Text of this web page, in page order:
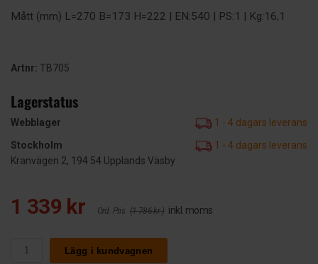
Mått (mm) L=270 B=173 H=222 | EN:540 | PS:1 | Kg:16,1
Artnr: TB705
Lagerstatus
Webblager
1 - 4 dagars leverans
Stockholm
1 - 4 dagars leverans
Kranvägen 2, 194 54 Upplands Väsby
1 339 kr Ord. Pris (1 786 kr ) inkl. moms
Lägg i kundvagnen